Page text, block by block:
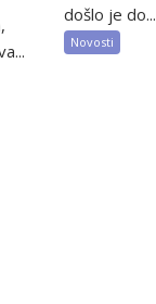
došlo je do...
Novosti